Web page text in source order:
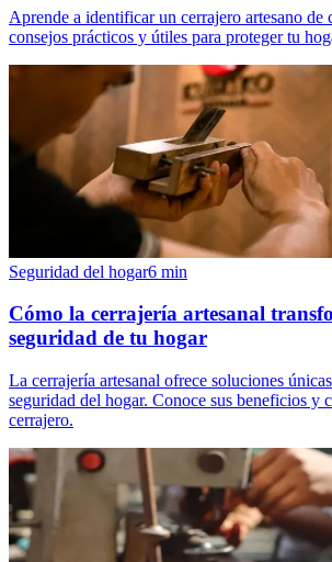
Aprende a identificar un cerrajero artesano de
consejos prácticos y útiles para proteger tu
Seguridad del hogar6 min
Cómo la cerrajería artesanal
seguridad de tu hogar
La cerrajería artesanal ofrece soluciones
seguridad del hogar. Conoce sus beneficios y
cerrajero.